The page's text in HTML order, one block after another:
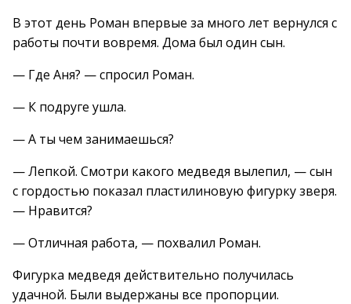
В этот день Роман впервые за много лет вернулся с
работы почти вовремя. Дома был один сын.
— Где Аня? — спросил Роман.
— К подруге ушла.
— А ты чем занимаешься?
— Лепкой. Смотри какого медведя вылепил, — сын
с гордостью показал пластилиновую фигурку зверя.
— Нравится?
— Отличная работа, — похвалил Роман.
Фигурка медведя действительно получилась
удачной. Были выдержаны все пропорции.